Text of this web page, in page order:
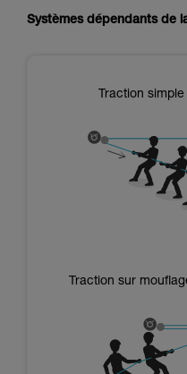
Systèmes dépendants de
Traction
Traction sur